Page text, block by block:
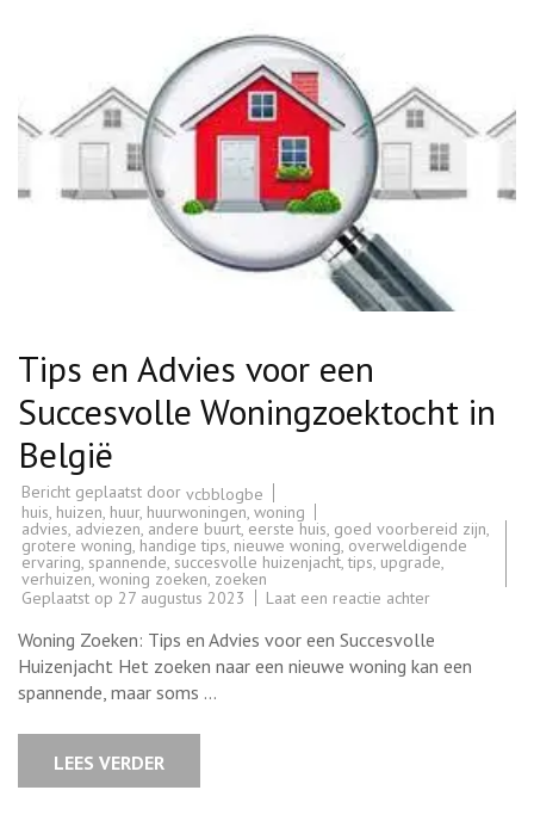
Tips en Advies voor een
Succesvolle Woningzoektocht in
België
Bericht geplaatst door vcbblogbe
huis, huizen, huur, huurwoningen, woning
advies, adviezen, andere buurt, eerste huis, goed voorbereid zijn,
grotere woning, handige tips, nieuwe woning, overweldigende
ervaring, spannende, succesvolle huizenjacht,tips, upgrade,
verhuizen,woning zoeken, zoeken
Geplaatst op 27 augustus 2023 Laat een reactie achterop
Advies
voor
een
Woning Zoeken: Tips en Advies voor een Succesvolle
Huizenjacht Het zoeken naar een nieuwe woning kan een
spannende, maar soms …
LEES VERDER